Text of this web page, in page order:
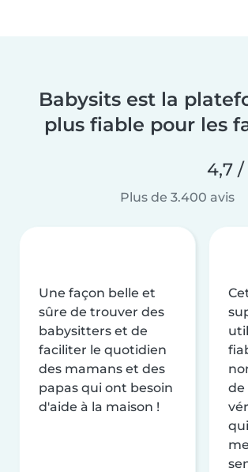
Babysits est la
plus fiable pour les
4,7 /
Plus de 3.400 avis
Une façon belle et
sûre de trouver des
babysitters et de
faciliter le quotidien
des mamans et des
papas qui ont besoin
d'aide à la maison !
de